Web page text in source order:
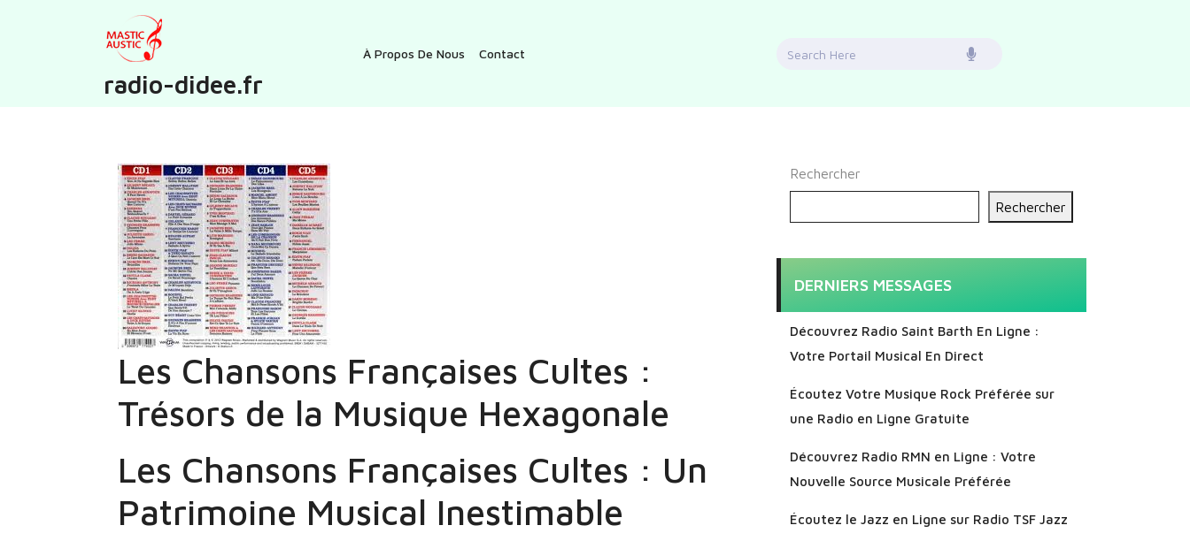
radio-didee.fr
À Propos De Nous Contact
Search
Les Chansons Françaises Cultes :
Trésors de la Musique Hexagonale
Les Chansons Françaises Cultes : Un
Patrimoine Musical Inestimable
Rechercher
Rechercher
DERNIERS MESSAGES
Découvrez Radio Saint Barth En Ligne :
Votre Portail Musical En Direct
Écoutez Votre Musique Rock Préférée sur
une Radio en Ligne Gratuite
Découvrez Radio RMN en Ligne : Votre
Nouvelle Source Musicale Préférée
Écoutez le Jazz en Ligne sur Radio TSF Jazz